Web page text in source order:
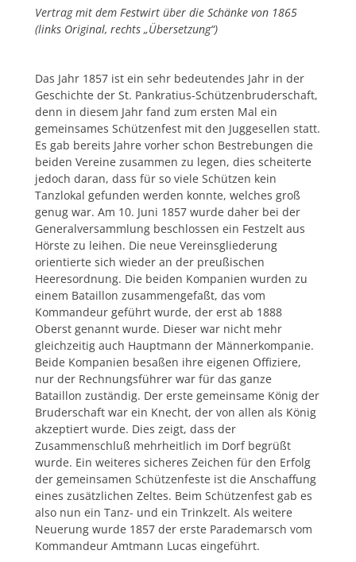
Vertrag mit dem Festwirt über die Schänke von 1865
(links Original, rechts „Übersetzung“)
Das Jahr 1857 ist ein sehr bedeutendes Jahr in der
Geschichte der St. Pankratius-Schützenbruderschaft,
denn in diesem Jahr fand zum ersten Mal ein
gemeinsames Schützenfest mit den Juggesellen statt.
Es gab bereits Jahre vorher schon Bestrebungen die
beiden Vereine zusammen zu legen, dies scheiterte
jedoch daran, dass für so viele Schützen kein
Tanzlokal gefunden werden konnte, welches groß
genug war. Am 10. Juni 1857 wurde daher bei der
Generalversammlung beschlossen ein Festzelt aus
Hörste zu leihen. Die neue Vereinsgliederung
orientierte sich wieder an der preußischen
Heeresordnung. Die beiden Kompanien wurden zu
einem Bataillon zusammengefaßt, das vom
Kommandeur geführt wurde, der erst ab 1888
Oberst genannt wurde. Dieser war nicht mehr
gleichzeitig auch Hauptmann der Männerkompanie.
Beide Kompanien besaßen ihre eigenen Offiziere,
nur der Rechnungsführer war für das ganze
Bataillon zuständig. Der erste gemeinsame König der
Bruderschaft war ein Knecht, der von allen als König
akzeptiert wurde. Dies zeigt, dass der
Zusammenschluß mehrheitlich im Dorf begrüßt
wurde. Ein weiteres sicheres Zeichen für den Erfolg
der gemeinsamen Schützenfeste ist die Anschaffung
eines zusätzlichen Zeltes. Beim Schützenfest gab es
also nun ein Tanz- und ein Trinkzelt. Als weitere
Neuerung wurde 1857 der erste Parademarsch vom
Kommandeur Amtmann Lucas eingeführt.